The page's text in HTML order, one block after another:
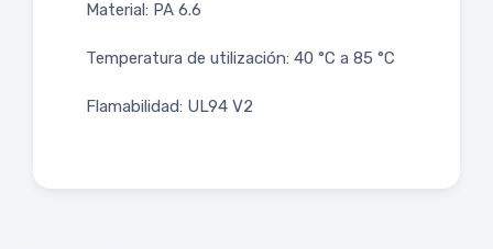
Material: PA 6.6
Temperatura de utilización: 40 °C a 85 °C
Flamabilidad: UL94 V2